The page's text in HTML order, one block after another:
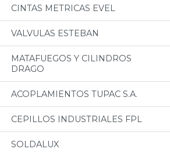
CINTAS METRICAS EVEL
VALVULAS ESTEBAN
MATAFUEGOS Y CILINDROS
DRAGO
ACOPLAMIENTOS TUPAC S.A.
CEPILLOS INDUSTRIALES FPL
SOLDALUX